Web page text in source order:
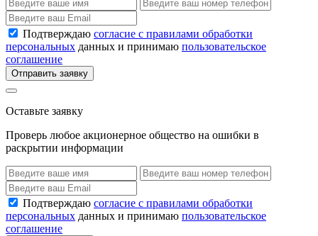
Подтверждаю согласие с правилами обработки
персональных данных и принимаю пользовательское
соглашение
Отправить заявку
Оставьте заявку
Проверь любое акционерное общество на ошибки в
раскрытии информации
Подтверждаю согласие с правилами обработки
персональных данных и принимаю пользовательское
соглашение